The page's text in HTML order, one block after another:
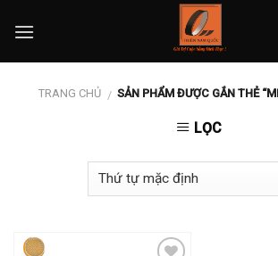
TRANG CHỦ / SẢN PHẨM ĐƯỢC GẮN THẺ
LỌC